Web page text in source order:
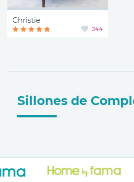
Sillones de
Christie
344